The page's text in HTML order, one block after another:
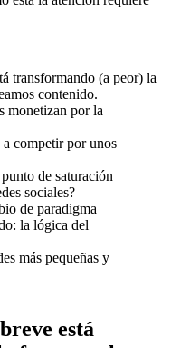
transformando (a peor) la
contenido.
monetizan por la
competir por unos
de saturación
sociales?
de paradigma
la lógica del
más pequeñas y
está